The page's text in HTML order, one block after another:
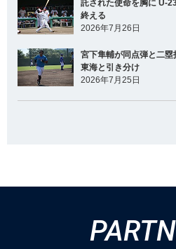
託された使命を胸に U-
終える
2026年7月26日
宮下隼輔が同点弾と二
東海と引き分け
2026年7月25日